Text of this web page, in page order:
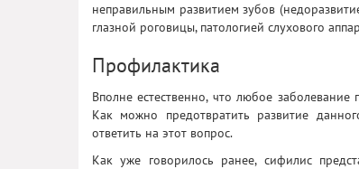
неправильным развитием зубов
глазной роговицы, патологией слухового
Профилактика
Вполне естественно, что любое
Как можно предотвратить развитие
ответить на этот вопрос.
Как уже говорилось ранее, сифилис